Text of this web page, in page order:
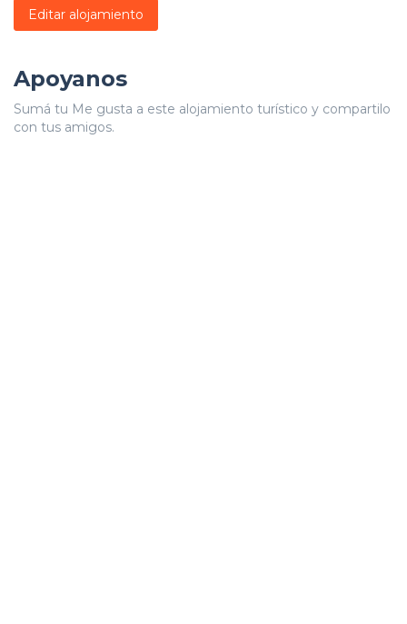
Editar alojamiento
Apoyanos
Sumá tu Me gusta a este alojamiento turístico y compartilo
con tus amigos.